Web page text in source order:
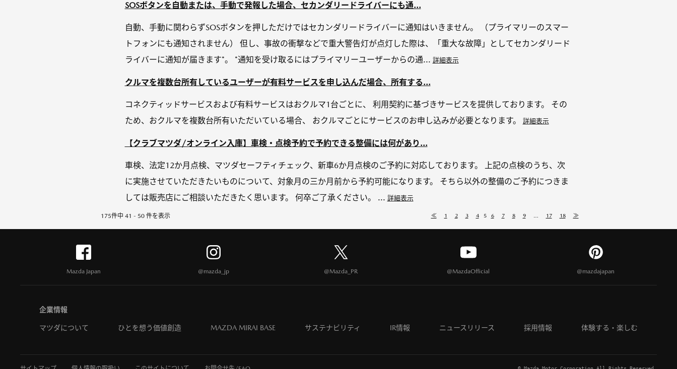
SOSボタンを自動または、手動で発報した場合、セカンダリードライバーにも通...
自動、手動に関わらずSOSボタンを押しただけではセカンダリードライバーに通知はいきません。 （プライマリーのスマー
トフォンにも通知されません） 但し、事故の衝撃などで重大警告灯が点灯した際は、「重大な故障」としてセカンダリード
ライバーに通知が届きます*。 *通知を受け取るにはプライマリーユーザーからの通... 詳細表示
クルマを複数台所有しているユーザーが有料サービスを申し込んだ場合、所有する...
コネクティッドサービスおよび有料サービスはおクルマ1台ごとに、 利用契約に基づきサービスを提供しております。 その
ため、おクルマを複数台所有いただいている場合、 おクルマごとにサービスのお申し込みが必要となります。
詳細表示
【クラブマツダ/オンライン入庫】車検・点検予約で予約できる整備には何があり...
車検、法定12か月点検、マツダセーフティチェック、新車6か月点検のご予約に対応しております。 上記の点検のうち、次
に実施させていただきたいものについて、対象月の三か月前から予約可能になります。 そちら以外の整備のご予約につきま
しては販売店にご相談いただきたく思います。 何卒ご了承ください。 ... 詳細表示
175件中 41 - 50 件を表示 ≪ 1 2 3 4 5 6 7 8 9 … 17 18 ≫
Mazda Japan @mazda_jp @Mazda_PR @MazdaOfficial @mazdajapan
企業情報
マツダについて ひとを想う価値創造 MAZDA MIRAI BASE サステナビリティ IR情報 ニュースリリース 採用情報 体験する・楽しむ